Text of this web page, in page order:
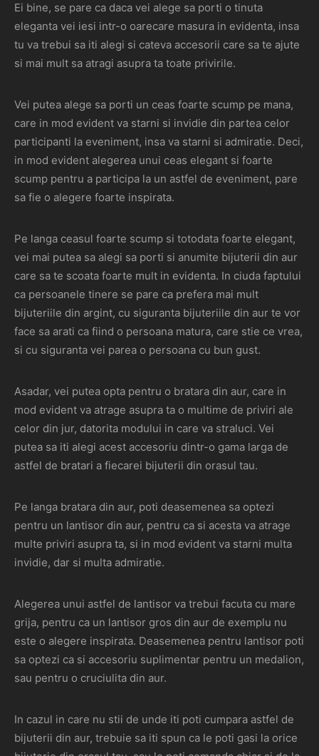
Ei bine, se pare ca daca vei alege sa porti o tinuta
eleganta vei iesi intr-o oarecare masura in evidenta, insa
tu va trebui sa iti alegi si cateva accesorii care sa te ajute
si mai mult sa atragi asupra ta toate privirile.
Vei putea alege sa porti un ceas foarte scump pe mana,
care in mod evident va starni si invidie din partea celor
participanti la eveniment, insa va starni si admiratie. Deci,
in mod evident alegerea unui ceas elegant si foarte
scump pentru a participa la un astfel de eveniment, pare
sa fie o alegere foarte inspirata.
Pe langa ceasul foarte scump si totodata foarte elegant,
vei mai putea sa alegi sa porti si anumite bijuterii din aur
care sa te scoata foarte mult in evidenta. In ciuda faptului
ca persoanele tinere se pare ca prefera mai mult
bijuteriile din argint, cu siguranta bijuteriile din aur te vor
face sa arati ca fiind o persoana matura, care stie ce vrea,
si cu siguranta vei parea o persoana cu bun gust.
Asadar, vei putea opta pentru o bratara din aur, care in
mod evident va atrage asupra ta o multime de priviri ale
celor din jur, datorita modului in care va straluci. Vei
putea sa iti alegi acest accesoriu dintr-o gama larga de
astfel de bratari a fiecarei bijuterii din orasul tau.
Pe langa bratara din aur, poti deasemenea sa optezi
pentru un lantisor din aur, pentru ca si acesta va atrage
multe priviri asupra ta, si in mod evident va starni multa
invidie, dar si multa admiratie.
Alegerea unui astfel de lantisor va trebui facuta cu mare
grija, pentru ca un lantisor gros din aur de exemplu nu
este o alegere inspirata. Deasemenea pentru lantisor poti
sa optezi ca si accesoriu suplimentar pentru un medalion,
sau pentru o cruciulita din aur.
In cazul in care nu stii de unde iti poti cumpara astfel de
bijuterii din aur, trebuie sa iti spun ca le poti gasi la orice